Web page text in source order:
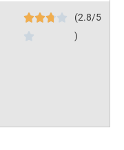
(2.8/5
)